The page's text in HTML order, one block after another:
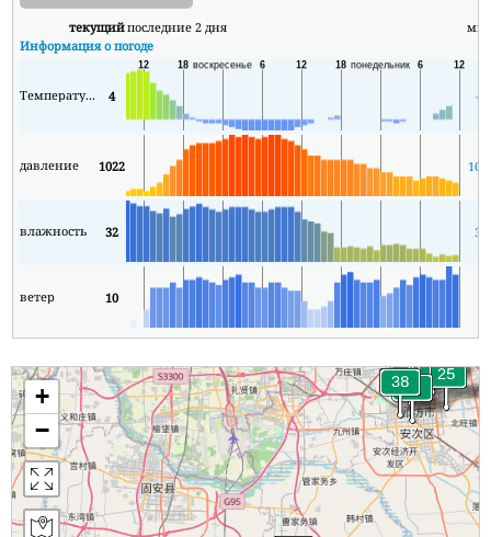
текущийпоследние 2 дня
Информация о погоде
Температура 4 -3
давление 1022
влажность 32 30
ветер 10
+
−